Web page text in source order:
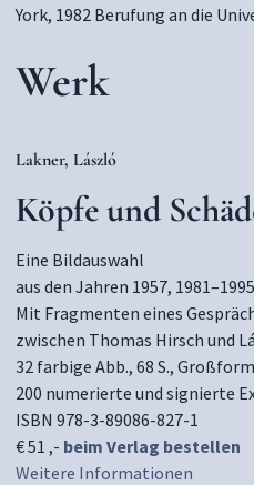
York, 1982 Berufung an die
Werk
Lakner, László
Köpfe und
Eine Bildauswahl
aus den Jahren 1957,
Mit Fragmenten eines
zwischen Thomas Hirsch und
32 farbige Abb., 68 S.,
200 numerierte und signierte
ISBN 978-3-89086-827-1
€ 51 ,- beim Verlag bestellen
Weitere Informationen